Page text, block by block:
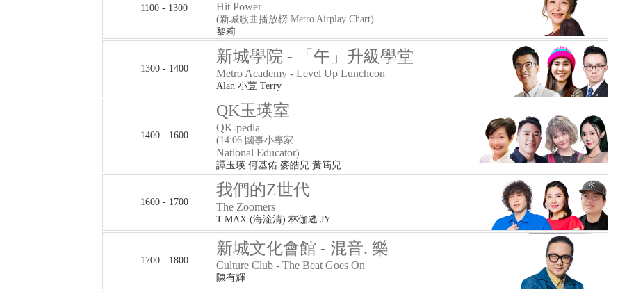
1100 - 1300 Hit Power
(新城歌曲播放榜 Metro Airplay Chart)
黎莉
1300 - 1400
新城學院 - 「午」升級學堂
Metro Academy - Level Up Luncheon
Alan 小荳 Terry
1400 - 1600
QK玉瑛室
QK-pedia
(14:06 國事小專家
National Educator)
譚玉瑛 何基佑 麥皓兒 黃筠兒
1600 - 1700
我們的Z世代
The Zoomers
T.MAX (海淦清) 林伽遙 JY
1700 - 1800
新城文化會館 - 混音. 樂
Culture Club - The Beat Goes On
陳有輝